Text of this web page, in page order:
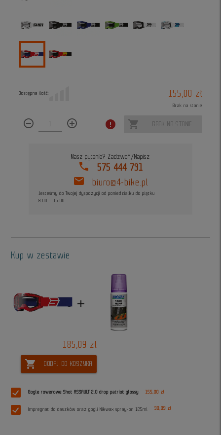
Dostępna ilość: 155,00 zł
Brak na stanie
remove_circle_outline add_circle_outline error shopping_cart BRAK NA STANIE
Masz pytanie? Zadzwoń/Napisz
phone 575 444 731
mail biuro@4-bike.pl
Jesteśmy do Twojej dyspozycji od poniedziałku do piątku
8:00 - 16:00
Kup w zestawie
add
185,09 zł
shopping_cart DODAJ DO KOSZYKA
Gogle rowerowe Shot ASSAULT 2.0 drop patriot glossy 155,00 zł
Impregnat do daszków oraz gogli Nikwax spray-on 125ml 30,09 zł